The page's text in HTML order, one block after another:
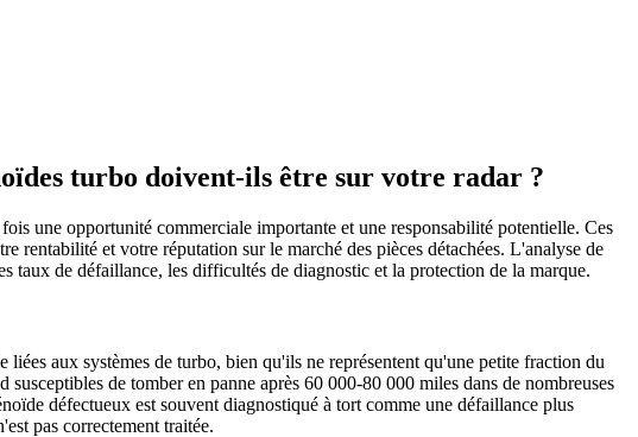
turbo doivent-ils être sur votre radar ?
une opportunité commerciale importante et une responsabilité potentielle. Ces
rentabilité et votre réputation sur le marché des pièces détachées. L'analyse de
taux de défaillance, les difficultés de diagnostic et la protection de la marque.
aux systèmes de turbo, bien qu'ils ne représentent qu'une petite fraction du
de tomber en panne après 60 000-80 000 miles dans de nombreuses
défectueux est souvent diagnostiqué à tort comme une défaillance plus
pas correctement traitée.